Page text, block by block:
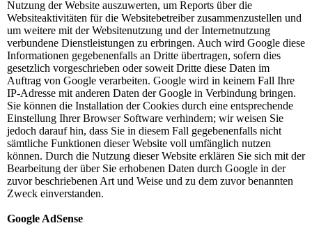
Nutzung der Website auszuwerten, um Reports über die
Websiteaktivitäten für die Websitebetreiber zusammenzustellen und
um weitere mit der Websitenutzung und der Internetnutzung
verbundene Dienstleistungen zu erbringen. Auch wird Google diese
Informationen gegebenenfalls an Dritte übertragen, sofern dies
gesetzlich vorgeschrieben oder soweit Dritte diese Daten im
Auftrag von Google verarbeiten. Google wird in keinem Fall Ihre
IP-Adresse mit anderen Daten der Google in Verbindung bringen.
Sie können die Installation der Cookies durch eine entsprechende
Einstellung Ihrer Browser Software verhindern; wir weisen Sie
jedoch darauf hin, dass Sie in diesem Fall gegebenenfalls nicht
sämtliche Funktionen dieser Website voll umfänglich nutzen
können. Durch die Nutzung dieser Website erklären Sie sich mit der
Bearbeitung der über Sie erhobenen Daten durch Google in der
zuvor beschriebenen Art und Weise und zu dem zuvor benannten
Zweck einverstanden.
Google AdSense